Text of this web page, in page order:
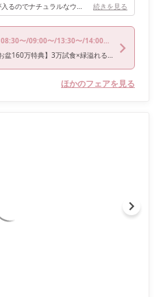
高砂の後ろの大きな窓から自然光が入るのでナチュラルなウェディングをしたい方にはおススメです！ 会場が「ニューヨーク邸」という名前なだけあって、内装が大人な雰囲気でオシャレで素敵でした。 続きを見る
08:30〜/09:00〜/13:30〜/14:00〜/17:00〜
【リニューアル記念★お盆160万特典】3万試食×緑溢れる貸切邸宅
ほかのフェアを見る